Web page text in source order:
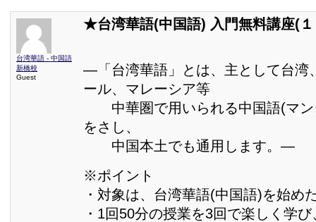
台湾華語 - 中国語
新橋校
Guest
★台湾華語(中国語) 入門無料講座(
—「台湾華語」とは、主として台湾
ール、マレーシア等
中華圏で用いられる中国語(マン
をさし、
中国本土でも通用します。—
※ポイント
・対象は、台湾華語(中国語)を始め
・1回50分の授業を3回で楽しく学